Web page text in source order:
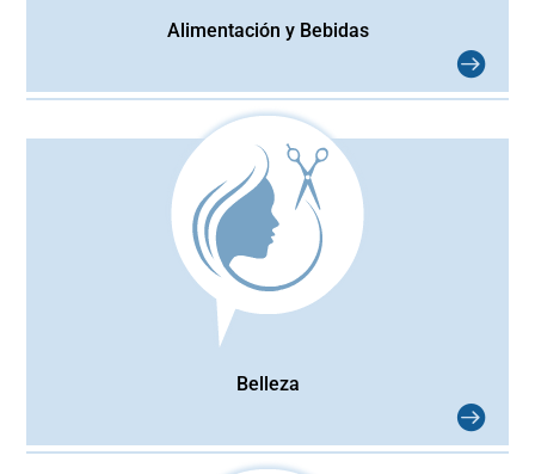
Alimentación y Bebidas
Belleza